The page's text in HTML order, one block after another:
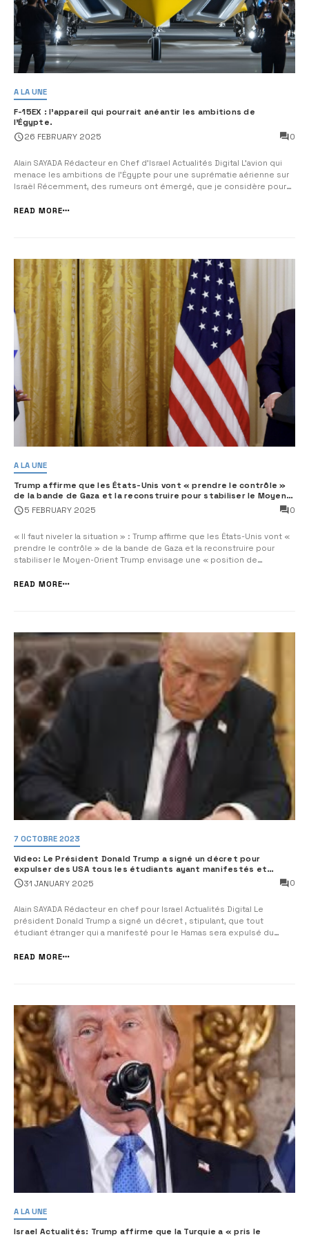
A LA UNE
F-15EX : l’appareil qui pourrait anéantir les ambitions de
l’Égypte.
26 FEBRUARY 2025 0
Alain SAYADA Rédacteur en Chef d’Israel Actualités Digital L’avion qui
menace les ambitions de l’Égypte pour une suprématie aérienne sur
Israël Récemment, des rumeurs ont émergé, que je considère pour
le point de finaliser un accord avec la Chine pour l’acquisition de cha...
READ MORE
A LA UNE
Trump affirme que les États-Unis vont « prendre le contrôle »
de la bande de Gaza et la reconstruire pour stabiliser le Moyen-
Orient
5 FEBRUARY 2025 0
« Il faut niveler la situation » : Trump affirme que les États-Unis vont «
prendre le contrôle » de la bande de Gaza et la reconstruire pour
stabiliser le Moyen-Orient Trump envisage une « position de
Alain AZRIA pour Israel Actualités […]
READ MORE
7 OCTOBRE 2023
Video: Le Président Donald Trump a signé un décret pour
expulser des USA tous les étudiants ayant manifestés et
soutenus le Hamas
31 JANUARY 2025 0
Alain SAYADA Rédacteur en chef pour Israel Actualités Digital Le
président Donald Trump a signé un décret , stipulant, que tout
étudiant étranger qui a manifesté pour le Hamas sera expulsé du
qui ont infesté les Etats Unis depuis le 7 octobre, sont déjà
READ MORE
A LA UNE
Israel Actualités: Trump affirme que la Turquie a « pris le